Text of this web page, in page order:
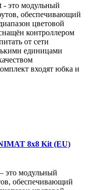
это модульный
обеспечивающий
цветовой
контроллером
от сети
единицами
входят юбка и
8x8 Kit (EU)
модульный
обеспечивающий